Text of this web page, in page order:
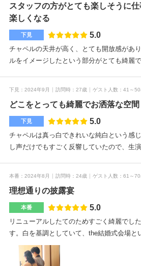
スタッフの方がとても楽しそうに
楽しくなる
下見 5.0
チャペルの天井が高く、とても開放感があ
ルをイメージしたという部分がとても綺麗
てびっくりだったとにかくおいしかった。
しやすく駐車場もたくさんあるので来やす
わっていてさても美味しかった。そして何
が丁寧で親切でいっしょに幸せを感じてく
下見 2024年9月 訪問時 27歳 ゲスト人数 41～50
どこをとっても綺麗でお洒落な空間
下見 5.0
チャペルは真っ白できれいな純白という感
し声だけでもすごく反響していたので、生
たちの背後にも外が見えるガラス窓が広が
なと思った。式場に駐車場がらたくさんあ
行けるのがすごくいいなと思った。リニュ
打ち合わせサロンも綺麗で、理想の結婚式
たいオプションを相談させてもらったとこ
どんなオプションを付けたいのか話してお
本番 2024年8月 訪問時 24歳 ゲスト人数 61～70
理想通りの披露宴
本番 5.0
リニューアルしたてのためすごく綺麗でし
す。白を基調としていて、the結婚式会場と
リーンがとても大きいです。窓からの光が
ャトルバスがでているため参列者も気軽に